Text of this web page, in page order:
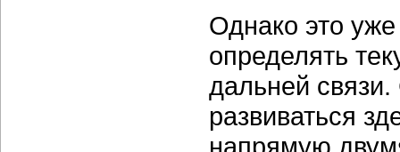
Однако это
определять
дальней
развиваться